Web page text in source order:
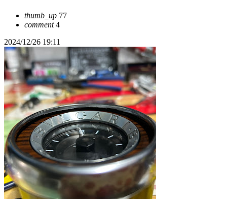
thumb_up 77
comment4
2024/12/26 19:11